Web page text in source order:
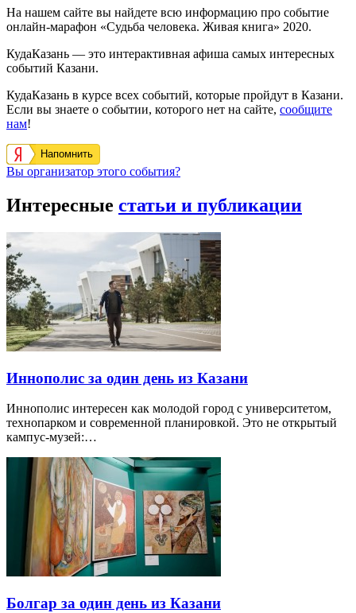
На нашем сайте вы найдете всю информацию про событие
онлайн-марафон «Судьба человека. Живая книга» 2020.
КудаКазань — это интерактивная афиша самых интересных
событий Казани.
КудаКазань в курсе всех событий, которые пройдут в Казани.
Если вы знаете о событии, которого нет на сайте, сообщите
нам!
Напомнить
Вы организатор этого события?
Интересные статьи и публикации
Иннополис за один день из Казани
Иннополис интересен как молодой город с университетом,
технопарком и современной планировкой. Это не открытый
кампус-музей:…
Болгар за один день из Казани